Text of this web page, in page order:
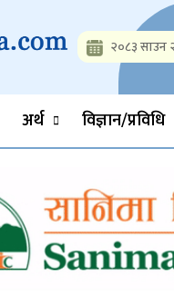
Interview, Opinions,
२०८३ साउन
अर्थ विज्ञान/प्रविधि